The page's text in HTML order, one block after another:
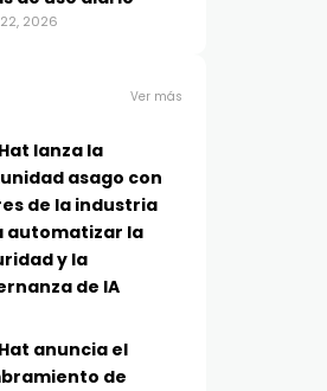
2026
Ver más
lanza la
asago con
de la industria
automatizar la
y la
de IA
anuncia el
de